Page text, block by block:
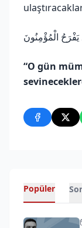
يَفْرَحُ الْمُؤْمِنُونَ
“O gün
Popüler